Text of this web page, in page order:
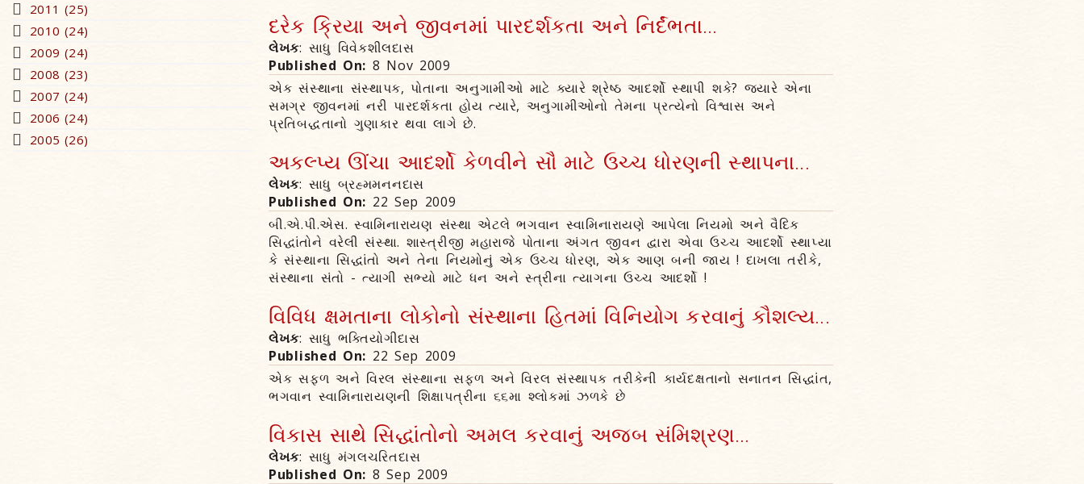
2011 (25)
2010 (24)
2009 (24)
2008 (23)
2007 (24)
2006 (24)
2005 (26)
દરેક ક્રિયા અને જીવનમાં પારદર્શકતા અને નિર્દંભતા...
લેખક: સાધુ વિવેકશીલદાસ
Published On: 8 Nov 2009
એક સંસ્થાના સંસ્થાપક, પોતાના અનુગામીઓ માટે ક્યારે શ્રેષ્ઠ આદર્શો સ્થાપી શકે? જ્યારે એના
સમગ્ર જીવનમાં નરી પારદર્શકતા હોય ત્યારે, અનુગામીઓનો તેમના પ્રત્યેનો વિશ્વાસ અને
પ્રતિબદ્ધતાનો ગુણાકાર થવા લાગે છે.
અકલ્પ્ય ઊંચા આદર્શો કેળવીને સૌ માટે ઉચ્ચ ધોરણની સ્થાપના...
લેખક: સાધુ બ્રહ્મમનનદાસ
Published On: 22 Sep 2009
બી.એ.પી.એસ. સ્વામિનારાયણ સંસ્થા એટલે ભગવાન સ્વામિનારાયણે આપેલા નિયમો અને વૈદિક
સિદ્ધાંતોને વરેલી સંસ્થા. શાસ્ત્રીજી મહારાજે પોતાના અંગત જીવન દ્વારા એવા ઉચ્ચ આદર્શો સ્થાપ્યા
કે સંસ્થાના સિદ્ધાંતો અને તેના નિયમોનું એક ઉચ્ચ ધોરણ, એક આણ બની જાય ! દાખલા તરીકે,
સંસ્થાના સંતો - ત્યાગી સભ્યો માટે ધન અને સ્ત્રીના ત્યાગના ઉચ્ચ આદર્શો !
વિવિધ ક્ષમતાના લોકોનો સંસ્થાના હિતમાં વિનિયોગ કરવાનું કૌશલ્ય...
લેખક: સાધુ ભક્તિયોગીદાસ
Published On: 22 Sep 2009
એક સફળ અને વિરલ સંસ્થાના સફળ અને વિરલ સંસ્થાપક તરીકેની કાર્યદક્ષતાનો સનાતન સિદ્ધાંત,
ભગવાન સ્વામિનારાયણની શિક્ષાપત્રીના ૬૬મા શ્લોકમાં ઝળકે છે
વિકાસ સાથે સિદ્ધાંતોનો અમલ કરવાનું અજબ સંમિશ્રણ...
લેખક: સાધુ મંગલચરિતદાસ
Published On: 8 Sep 2009